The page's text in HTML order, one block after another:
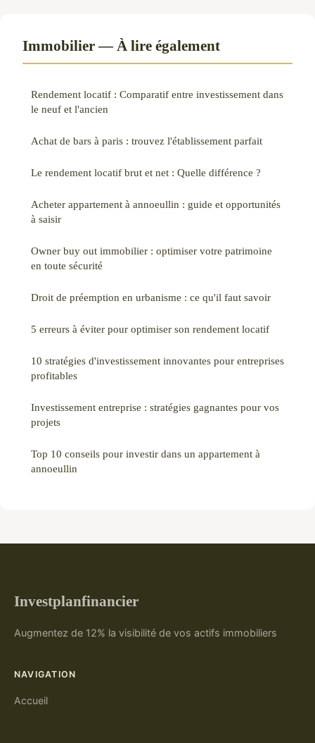
Immobilier — À lire également
Rendement locatif : Comparatif entre investissement dans
le neuf et l'ancien
Achat de bars à paris : trouvez l'établissement parfait
Le rendement locatif brut et net : Quelle différence ?
Acheter appartement à annoeullin : guide et opportunités
à saisir
Owner buy out immobilier : optimiser votre patrimoine
en toute sécurité
Droit de préemption en urbanisme : ce qu'il faut savoir
5 erreurs à éviter pour optimiser son rendement locatif
10 stratégies d'investissement innovantes pour entreprises
profitables
Investissement entreprise : stratégies gagnantes pour vos
projets
Top 10 conseils pour investir dans un appartement à
annoeullin
Investplanfinancier
Augmentez de 12% la visibilité de vos actifs immobiliers
NAVIGATION
Accueil